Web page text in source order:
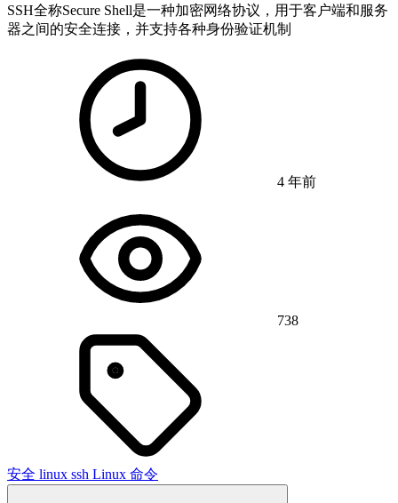
SSH全称Secure Shell是一种加密网络协议，用于客户端和服务
器之间的安全连接，并支持各种身份验证机制
4 年前
738
安全 linux ssh Linux 命令